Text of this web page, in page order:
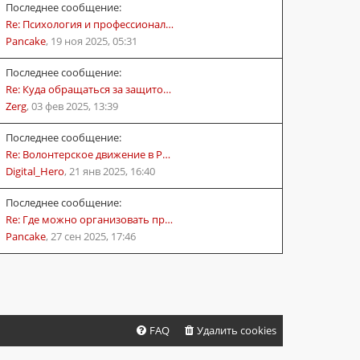
Последнее сообщение:
Re: Психология и профессионал…
Pancake, 19 ноя 2025, 05:31
Последнее сообщение:
Re: Куда обращаться за защито…
Zerg, 03 фев 2025, 13:39
Последнее сообщение:
Re: Волонтерское движение в Р…
Digital_Hero, 21 янв 2025, 16:40
Последнее сообщение:
Re: Где можно организовать пр…
Pancake, 27 сен 2025, 17:46
Удалить cookies
FAQ